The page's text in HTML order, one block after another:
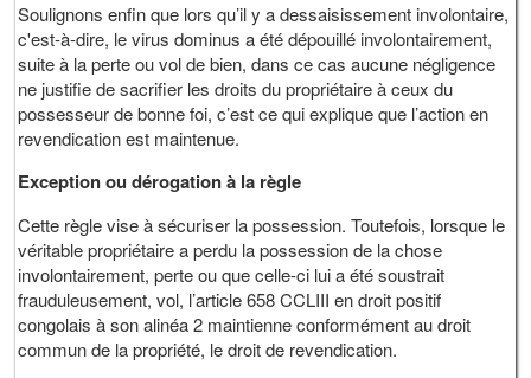
Soulignons enfin que lors qu’il y a dessaisissement involontaire,
c'est-à-dire, le virus dominus a été dépouillé involontairement,
suite à la perte ou vol de bien, dans ce cas aucune négligence
ne justifie de sacrifier les droits du propriétaire à ceux du
possesseur de bonne foi, c’est ce qui explique que l’action en
revendication est maintenue.
Exception ou dérogation à la règle
Cette règle vise à sécuriser la possession. Toutefois, lorsque le
véritable propriétaire a perdu la possession de la chose
involontairement, perte ou que celle-ci lui a été soustrait
frauduleusement, vol, l’article 658 CCLIII en droit positif
congolais à son alinéa 2 maintienne conformément au droit
commun de la propriété, le droit de revendication.